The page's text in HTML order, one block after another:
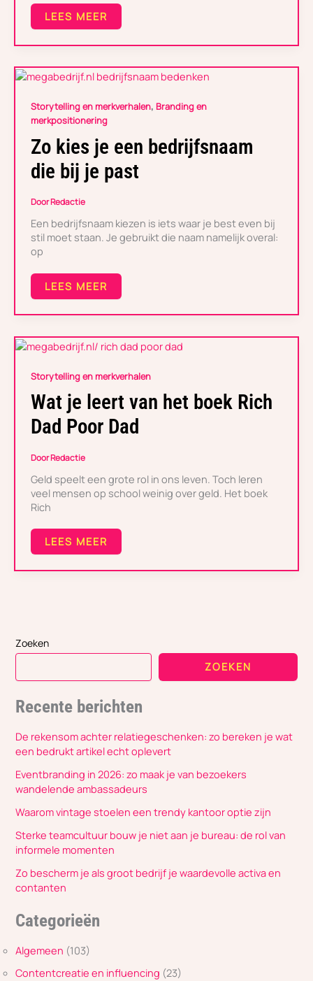
LEES MEER
Storytelling en merkverhalen, Branding en
merkpositionering
Zo kies je een bedrijfsnaam
die bij je past
DoorRedactie
Een bedrijfsnaam kiezen is iets waar je best even bij
stil moet staan. Je gebruikt die naam namelijk overal:
op
ZO
KIES
JE
EEN
BEDRIJFSNAAM
DIE
JE
PAST
LEES MEER
Storytelling en merkverhalen
Wat je leert van het boek Rich
Dad Poor Dad
DoorRedactie
Geld speelt een grote rol in ons leven. Toch leren
veel mensen op school weinig over geld. Het boek
Rich
WAT
JE
LEERT
VAN
HET
BOEK
RICH
POOR
DAD
LEES MEER
Zoeken
ZOEKEN
Recente berichten
De rekensom achter relatiegeschenken: zo bereken je wat
een bedrukt artikel echt oplevert
Eventbranding in 2026: zo maak je van bezoekers
wandelende ambassadeurs
Waarom vintage stoelen een trendy kantoor optie zijn
Sterke teamcultuur bouw je niet aan je bureau: de rol van
informele momenten
Zo bescherm je als groot bedrijf je waardevolle activa en
contanten
Categorieën
Algemeen (103)
Contentcreatie en influencing (23)